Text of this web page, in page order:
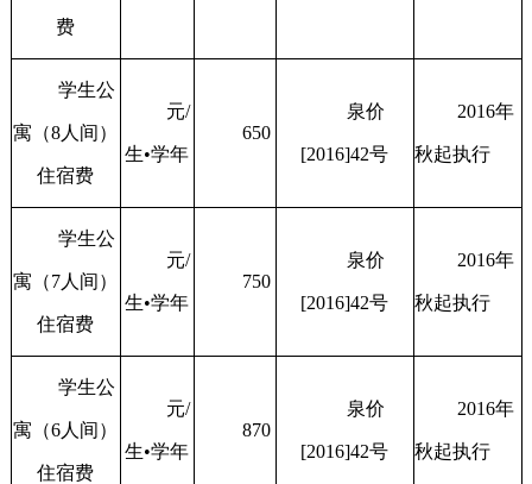
费
学生公
寓（8人间）
住宿费
元/
生•学年
650
泉价
[2016]42号
2016年
秋起执行
学生公
寓（7人间）
住宿费
元/
生•学年
750
泉价
[2016]42号
2016年
秋起执行
学生公
寓（6人间）
住宿费
元/
生•学年
870
泉价
[2016]42号
2016年
秋起执行